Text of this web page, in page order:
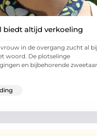
biedt altijd verkoeling
in de overgang zucht al
woord. De plotselinge
en bijbehorende